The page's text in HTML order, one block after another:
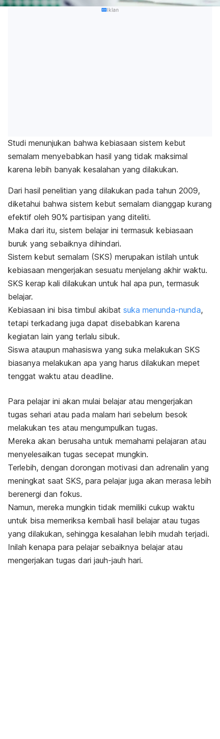
Iklan
Studi menunjukan bahwa kebiasaan sistem kebut
semalam menyebabkan hasil yang tidak maksimal
karena lebih banyak kesalahan yang dilakukan.
Dari hasil penelitian yang dilakukan pada tahun 2009,
diketahui bahwa sistem kebut semalam dianggap kurang
efektif oleh 90% partisipan yang diteliti.
Maka dari itu, sistem belajar ini termasuk kebiasaan
buruk yang sebaiknya dihindari.
Sistem kebut semalam (SKS) merupakan istilah untuk
kebiasaan mengerjakan sesuatu menjelang akhir waktu.
SKS kerap kali dilakukan untuk hal apa pun, termasuk
belajar.
Kebiasaan ini bisa timbul akibat suka menunda-nunda,
tetapi terkadang juga dapat disebabkan karena
kegiatan lain yang terlalu sibuk.
Siswa ataupun mahasiswa yang suka melakukan SKS
biasanya melakukan apa yang harus dilakukan mepet
tenggat waktu atau deadline.
Para pelajar ini akan mulai belajar atau mengerjakan
tugas sehari atau pada malam hari sebelum besok
melakukan tes atau mengumpulkan tugas.
Mereka akan berusaha untuk memahami pelajaran atau
menyelesaikan tugas secepat mungkin.
Terlebih, dengan dorongan motivasi dan adrenalin yang
meningkat saat SKS, para pelajar juga akan merasa lebih
berenergi dan fokus.
Namun, mereka mungkin tidak memiliki cukup waktu
untuk bisa memeriksa kembali hasil belajar atau tugas
yang dilakukan, sehingga kesalahan lebih mudah terjadi.
Inilah kenapa para pelajar sebaiknya belajar atau
mengerjakan tugas dari jauh-jauh hari.